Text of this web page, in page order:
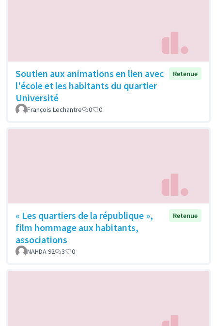
Soutien aux animations en lien avec
l'école et les habitants du quartier
Université
Retenue
François Lechantre 0 0
« Les quartiers de la république »,
film hommage aux habitants,
associations
Retenue
NAHDA 92 3 0